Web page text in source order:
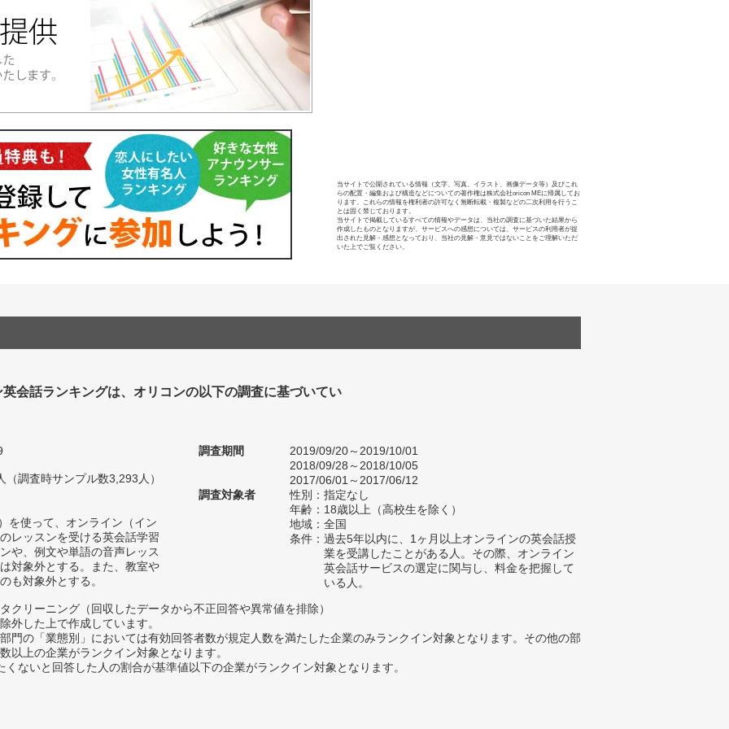
当サイトで公開されている情報（文字、写真、イラスト、画像データ等）及びこれ
らの配置・編集および構造などについての著作権は株式会社oricon MEに帰属してお
ります。これらの情報を権利者の許可なく無断転載・複製などの二次利用を行うこ
とは固く禁じております。
当サイトで掲載しているすべての情報やデータは、当社の調査に基づいた結果から
作成したものとなりますが、サービスへの感想については、サービスの利用者が提
出された見解・感想となっており、当社の見解・意見ではないことをご理解いただ
いた上でご覧ください。
会話ランキングは、オリコンの以下の調査に基づいてい
（調査時サンプル数3,293人）
を使って、オンライン（イン
レッスンを受ける英会話学習
や、例文や単語の音声レッス
対象外とする。また、教室や
も対象外とする。
調査期間
2019/09/20～2019/10/01
2018/09/28～2018/10/05
2017/06/01～2017/06/12
調査対象者
性別：指定なし
年齢：18歳以上（高校生を除く）
地域：全国
条件：過去5年以内に、1ヶ月以上オンラインの英会話授
業を受講したことがある人。その際、オンライン
英会話サービスの選定に関与し、料金を把握して
いる人。
リーニング（回収したデータから不正回答や異常値を排除）
した上で作成しています。
門の「業態別」においては有効回答者数が規定人数を満たした企業のみランクイン対象となります。その他の部
以上の企業がランクイン対象となります。
ないと回答した人の割合が基準値以下の企業がランクイン対象となります。